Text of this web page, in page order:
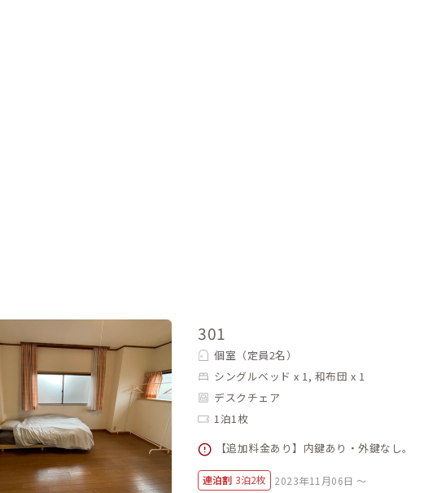
301
個室（定員2名）
シングルベッド x 1, 和布団 x 1
デスクチェア
1泊1枚
【追加料金あり】内鍵あり・外鍵なし。
連泊割 3泊2枚 2023年11月06日 ～